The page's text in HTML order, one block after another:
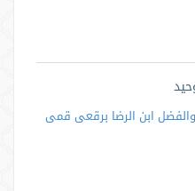
ابن الرضا برقعی قمی